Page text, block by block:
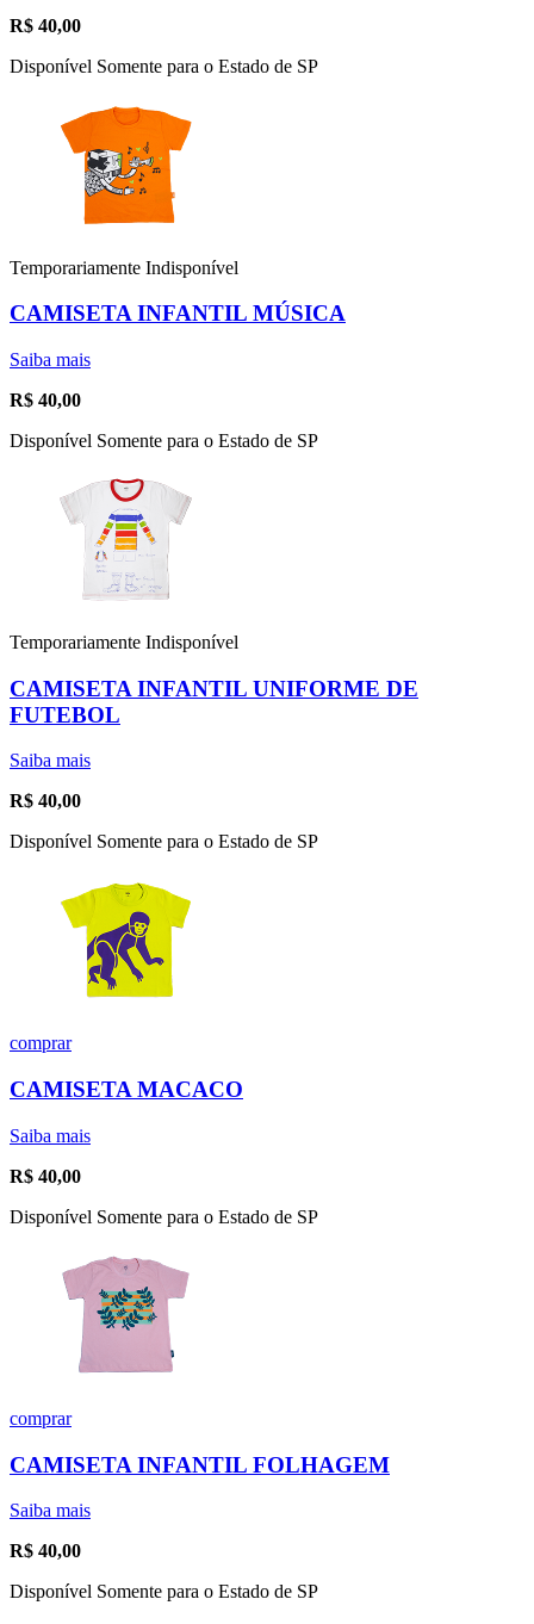
R$ 40,00
Disponível Somente para o Estado de SP
Temporariamente Indisponível
CAMISETA INFANTIL MÚSICA
Saiba mais
R$ 40,00
Disponível Somente para o Estado de SP
Temporariamente Indisponível
CAMISETA INFANTIL UNIFORME DE
FUTEBOL
Saiba mais
R$ 40,00
Disponível Somente para o Estado de SP
comprar
CAMISETA MACACO
Saiba mais
R$ 40,00
Disponível Somente para o Estado de SP
comprar
CAMISETA INFANTIL FOLHAGEM
Saiba mais
R$ 40,00
Disponível Somente para o Estado de SP